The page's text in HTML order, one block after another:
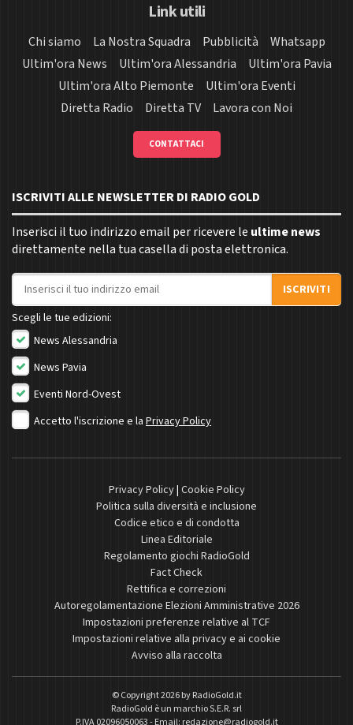
Link utili
Chi siamo La Nostra Squadra Pubblicità
Whatsapp
Ultim'ora News
Ultim'ora Alessandria
Ultim'ora Pavia
Ultim'ora Alto Piemonte
Ultim'ora Eventi
Diretta Radio
Diretta TV Lavora con Noi
CONTATTACI
ISCRIVITI ALLE NEWSLETTER DI RADIO GOLD
Inserisci il tuo indirizzo email per ricevere le ultime news
direttamente nella tua casella di posta elettronica.
Indirizzo email
ISCRIVITI
Scegli le tue edizioni:
News Alessandria
News Pavia
Eventi Nord-Ovest
Accetto l'iscrizione e la Privacy Policy
Privacy Policy| Cookie Policy
Politica sulla diversità e inclusione
Codice etico e di condotta
Linea Editoriale
Regolamento giochi RadioGold
Fact Check
Rettifica e correzioni
Autoregolamentazione Elezioni Amministrative 2026
Impostazioni preferenze relative al TCF
Impostazioni relative alla privacy e ai cookie
Avviso alla raccolta
© Copyright 2026 byRadioGold.it
RadioGold è un marchio S.E.R. srl
P.IVA 02096050063 - Email: redazione@radiogold.it